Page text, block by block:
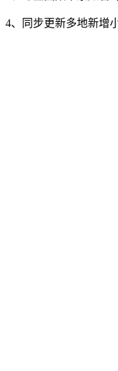
4、同步更新多地新增